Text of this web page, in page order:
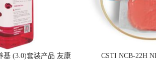
基 (3.0)套装产品 友康
CSTI NCB-22H